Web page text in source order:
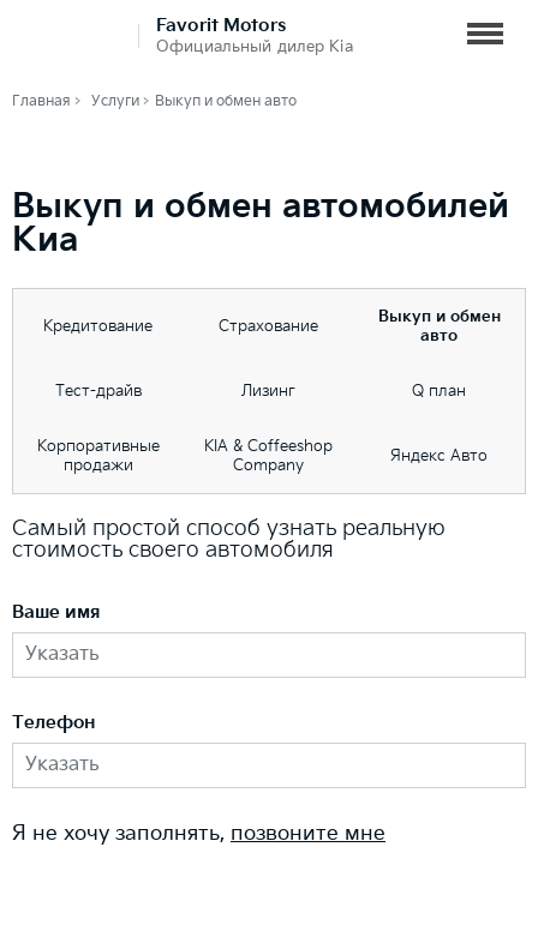
Favorit Motors
Официальный дилер Kia
Главная Услуги Выкуп и обмен авто
Выкуп и обмен автомобилей
Киа
Самый простой способ узнать реальную
стоимость своего автомобиля
Ваше имя
Телефон
Я не хочу заполнять, позвоните мне
Кредитование Страхование
Выкуп и обмен
авто
Тест-драйв Лизинг Q план
Корпоративные
продажи
KIA & Coffeeshop
Company
Яндекс Авто